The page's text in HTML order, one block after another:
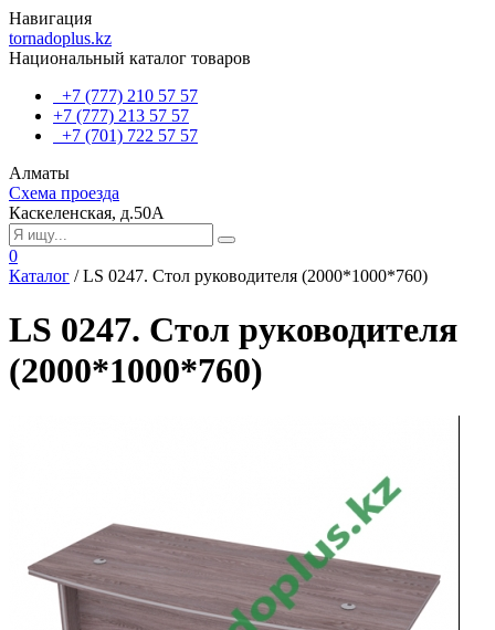
Навигация
tornadoplus.kz
Национальный каталог товаров
+7 (777) 210 57 57
+7 (777) 213 57 57
+7 (701) 722 57 57
Алматы
Схема проезда
Каскеленская, д.50А
0
Каталог /LS 0247. Стол руководителя (2000*1000*760)
LS 0247. Стол руководителя
(2000*1000*760)